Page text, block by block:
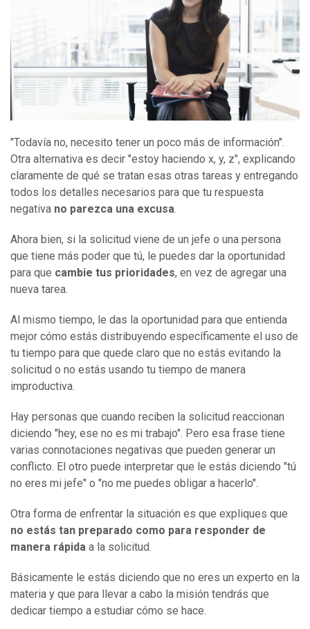
"Todavía no, necesito tener un poco más de información".
Otra alternativa es decir "estoy haciendo x, y, z", explicando
claramente de qué se tratan esas otras tareas y entregando
todos los detalles necesarios para que tu respuesta
negativa no parezca una excusa.
Ahora bien, si la solicitud viene de un jefe o una persona
que tiene más poder que tú, le puedes dar la oportunidad
para que cambie tus prioridades, en vez de agregar una
nueva tarea.
Al mismo tiempo, le das la oportunidad para que entienda
mejor cómo estás distribuyendo específicamente el uso de
tu tiempo para que quede claro que no estás evitando la
solicitud o no estás usando tu tiempo de manera
improductiva.
Hay personas que cuando reciben la solicitud reaccionan
diciendo "hey, ese no es mi trabajo". Pero esa frase tiene
varias connotaciones negativas que pueden generar un
conflicto. El otro puede interpretar que le estás diciendo "tú
no eres mi jefe" o "no me puedes obligar a hacerlo".
Otra forma de enfrentar la situación es que expliques que
no estás tan preparado como para responder de
manera rápida a la solicitud.
Básicamente le estás diciendo que no eres un experto en la
materia y que para llevar a cabo la misión tendrás que
dedicar tiempo a estudiar cómo se hace.